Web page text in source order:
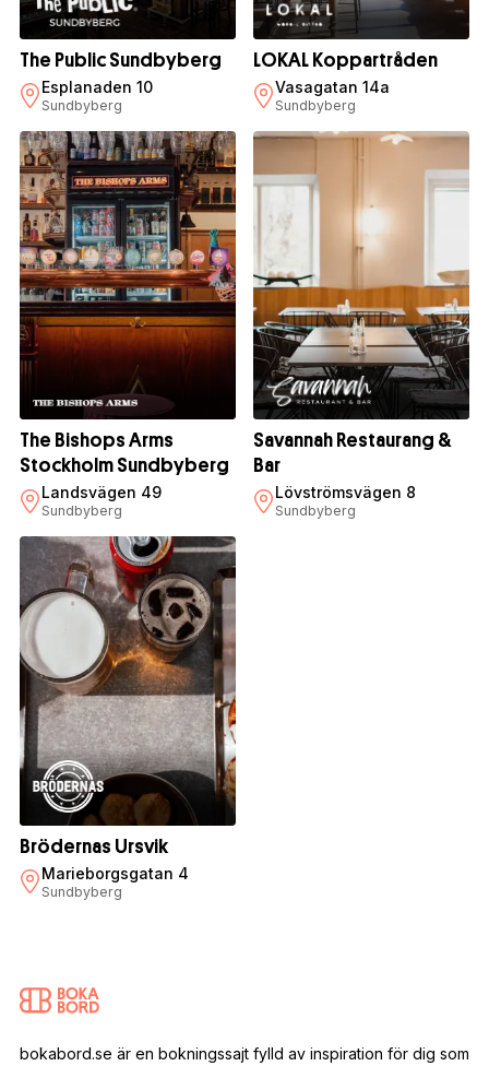
The Public Sundbyberg
Esplanaden 10
Sundbyberg
LOKAL Koppartråden
Vasagatan 14a
Sundbyberg
The Bishops Arms
Stockholm Sundbyberg
Landsvägen 49
Sundbyberg
Savannah Restaurang &
Bar
Lövströmsvägen 8
Sundbyberg
Brödernas Ursvik
Marieborgsgatan 4
Sundbyberg
bokabord.se är en bokningssajt fylld av inspiration för dig som